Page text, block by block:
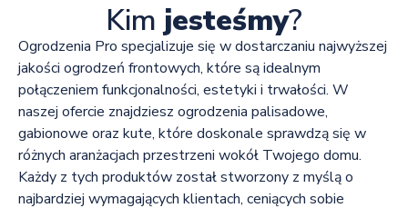
Kim jesteśmy?
Ogrodzenia Pro specjalizuje się w dostarczaniu najwyższej
jakości ogrodzeń frontowych, które są idealnym
połączeniem funkcjonalności, estetyki i trwałości. W
naszej ofercie znajdziesz ogrodzenia palisadowe,
gabionowe oraz kute, które doskonale sprawdzą się w
różnych aranżacjach przestrzeni wokół Twojego domu.
Każdy z tych produktów został stworzony z myślą o
najbardziej wymagających klientach, ceniących sobie